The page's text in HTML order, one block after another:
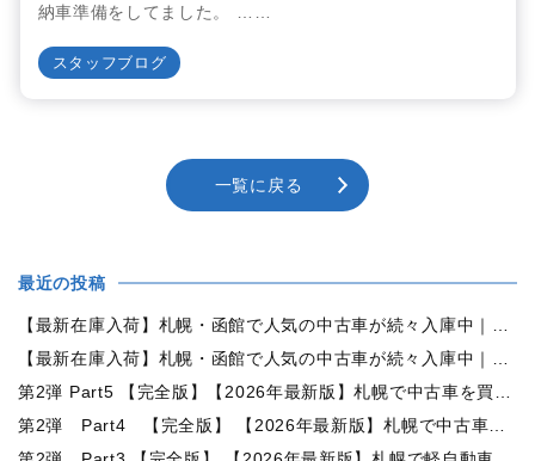
納車準備をしてました。 ……
スタッフブログ
一覧に戻る
最近の投稿